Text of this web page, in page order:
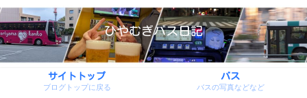
ひやむぎバス日記
サイトトップ
ブログトップに戻る
バス
バスの写真などなど